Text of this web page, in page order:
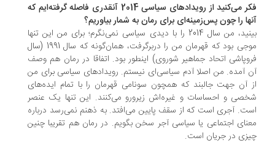
فکر می‌کنید از رویدادهای سیاسی 2014 آنقدری فاصله گرفته‌ایم که
را چون پس‌زمینه‌ای برای رمان به شمار بیاوریم؟
بینید، من سال 2014 را با دیدی سیاسی نمی‌نگرم؛ برای من این تنها
موجی بود که قهرمان من را دربرگرفت، همان‌گونه که سال 1991 (سال
اتحاد جماهیر شوروی) اینطور بود. اتفاقا در رمان هم وصف
آمده. من اصلا آدم سیاسی‌ای نیستم. رویدادهای سیاسی برای من
آن جهت جالبند که همچون سونامی قهرمان را با تمام ایده‌های
و احساسات و غیره‌اش زیرورو می‌کنند. این تنها یک عنصر
آجری است که از سقف پایین می‌افتد. به ذهنم نمی‌رسد درباره
اجتماعی یا سیاسی آجر سخن بگویم. در رمان هم تقریبا چنین
در جریان است.